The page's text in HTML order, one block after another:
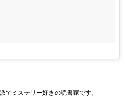
でミステリー好きの読書家です。